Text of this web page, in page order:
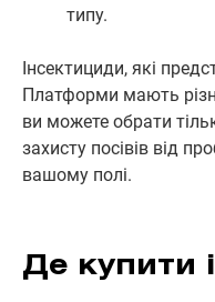
типу.
Інсектициди, які
Платформи мають
ви можете обрати
захисту посівів від
вашому полі.
Де купити